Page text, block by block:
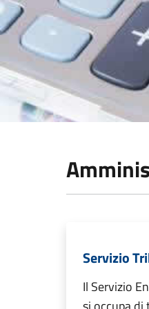
Servizio
Il Servizio